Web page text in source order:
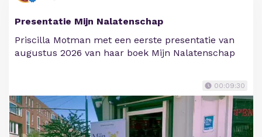
Presentatie Mijn Nalatenschap
Priscilla Motman met een eerste presentatie van
augustus 2026 van haar boek Mijn Nalatenschap
00:09:30